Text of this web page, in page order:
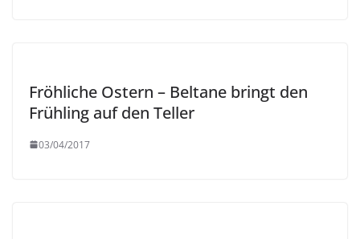
Fröhliche Ostern – Beltane bringt den
Frühling auf den Teller
03/04/2017